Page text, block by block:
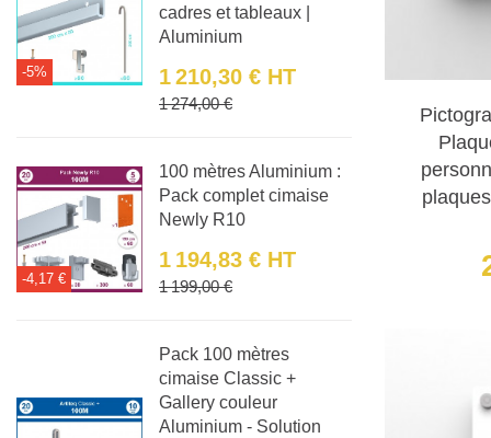
-5%
cadres et tableaux |
Aluminium
Prix
1 210,30 € HT
Prix de base
1 274,00 €
-4,17 €
100 mètres Aluminium :
Pack complet cimaise
Newly R10
Prix
1 194,83 € HT
Prix de base
1 199,00 €
Pack 100 mètres
cimaise Classic +
Gallery couleur
Aluminium - Solution
pour
la fois